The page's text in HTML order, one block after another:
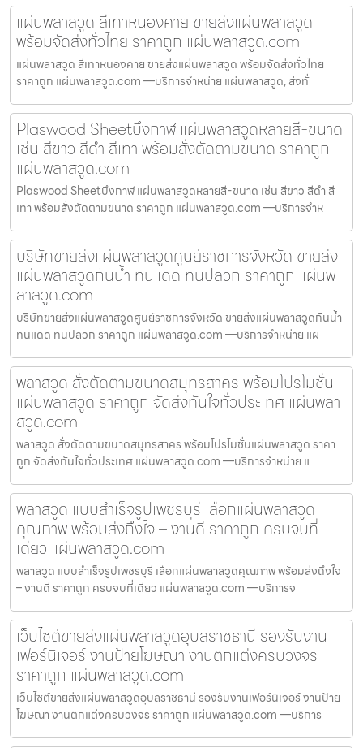
แผ่นพลาสวูด สีเทาหนองคาย ขายส่งแผ่นพลาสวูด
พร้อมจัดส่งทั่วไทย ราคาถูก แผ่นพลาสวูด.com
แผ่นพลาสวูด สีเทาหนองคาย ขายส่งแผ่นพลาสวูด พร้อมจัดส่งทั่วไทย
ราคาถูก แผ่นพลาสวูด.com —บริการจำหน่าย แผ่นพลาสวูด, ส่งทั่
Plaswood Sheetบึงกาฬ แผ่นพลาสวูดหลายสี-ขนาด
เช่น สีขาว สีดำ สีเทา พร้อมสั่งตัดตามขนาด ราคาถูก
แผ่นพลาสวูด.com
Plaswood Sheetบึงกาฬ แผ่นพลาสวูดหลายสี-ขนาด เช่น สีขาว สีดำ สี
เทา พร้อมสั่งตัดตามขนาด ราคาถูก แผ่นพลาสวูด.com —บริการจำห
บริษัทขายส่งแผ่นพลาสวูดศูนย์ราชการจังหวัด ขายส่ง
แผ่นพลาสวูดกันน้ำ ทนแดด ทนปลวก ราคาถูก แผ่นพ
ลาสวูด.com
บริษัทขายส่งแผ่นพลาสวูดศูนย์ราชการจังหวัด ขายส่งแผ่นพลาสวูดกันน้ำ
ทนแดด ทนปลวก ราคาถูก แผ่นพลาสวูด.com —บริการจำหน่าย แผ
พลาสวูด สั่งตัดตามขนาดสมุทรสาคร พร้อมโปรโมชั่น
แผ่นพลาสวูด ราคาถูก จัดส่งทันใจทั่วประเทศ แผ่นพลา
สวูด.com
พลาสวูด สั่งตัดตามขนาดสมุทรสาคร พร้อมโปรโมชั่นแผ่นพลาสวูด ราคา
ถูก จัดส่งทันใจทั่วประเทศ แผ่นพลาสวูด.com —บริการจำหน่าย แ
พลาสวูด แบบสำเร็จรูปเพชรบุรี เลือกแผ่นพลาสวูด
คุณภาพ พร้อมส่งถึงใจ – งานดี ราคาถูก ครบจบที่
เดียว แผ่นพลาสวูด.com
พลาสวูด แบบสำเร็จรูปเพชรบุรี เลือกแผ่นพลาสวูดคุณภาพ พร้อมส่งถึงใจ
– งานดี ราคาถูก ครบจบที่เดียว แผ่นพลาสวูด.com —บริการจ
เว็บไซต์ขายส่งแผ่นพลาสวูดอุบลราชธานี รองรับงาน
เฟอร์นิเจอร์ งานป้ายโฆษณา งานตกแต่งครบวงจร
ราคาถูก แผ่นพลาสวูด.com
เว็บไซต์ขายส่งแผ่นพลาสวูดอุบลราชธานี รองรับงานเฟอร์นิเจอร์ งานป้าย
โฆษณา งานตกแต่งครบวงจร ราคาถูก แผ่นพลาสวูด.com —บริการ